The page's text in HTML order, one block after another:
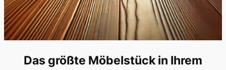
Das größte Möbelstück in Ihrem